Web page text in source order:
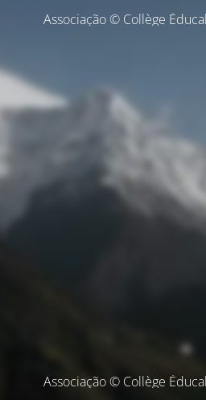
Associação © Collège
Associação © Collège